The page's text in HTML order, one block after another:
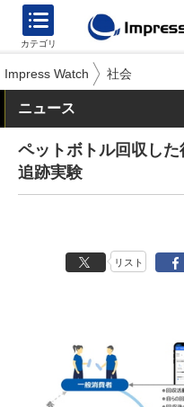
カテゴリ
Impress Watch 社会
ニュース
ペットボトル回収し
追跡実験
リスト